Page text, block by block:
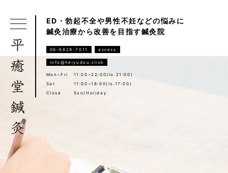
ED・勃起不全や男性不妊などの悩みに
鍼灸治療から改善を目指す鍼灸院
06-6829-7011 access
info@heiyudou.click
Mon~Fri
11:00~22:00(lo.21:00)
Sat
11:00~18:00(lo.17:00)
Close
Sun/Holiday